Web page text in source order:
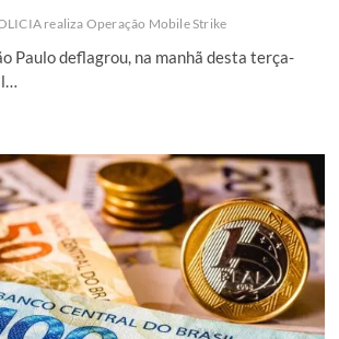
realiza Operação Mobile Strike
Paulo deflagrou, na manhã desta terça-